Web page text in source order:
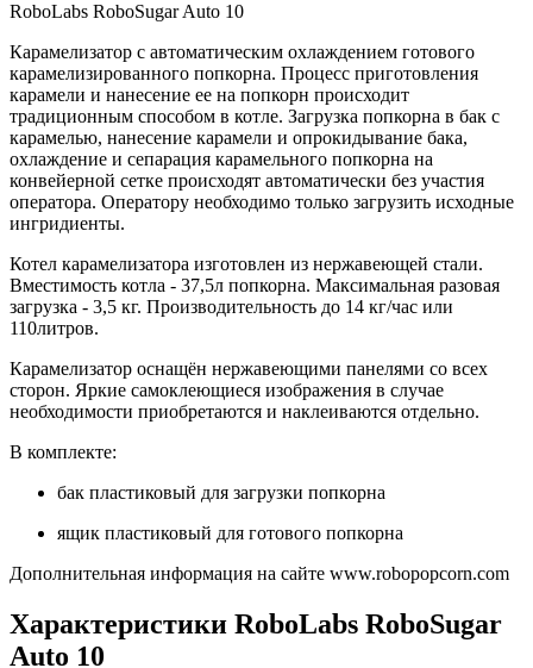
RoboLabs RoboSugar Auto 10
Карамелизатор с автоматическим охлаждением готового
карамелизированного попкорна. Процесс приготовления
карамели и нанесение ее на попкорн происходит
традиционным способом в котле. Загрузка попкорна в бак с
карамелью, нанесение карамели и опрокидывание бака,
охлаждение и сепарация карамельного попкорна на
конвейерной сетке происходят автоматически без участия
оператора. Оператору необходимо только загрузить исходные
ингридиенты.
Котел карамелизатора изготовлен из нержавеющей стали.
Вместимость котла - 37,5л попкорна. Максимальная разовая
загрузка - 3,5 кг. Производительность до 14 кг/час или
110литров.
Карамелизатор оснащён нержавеющими панелями со всех
сторон. Яркие самоклеющиеся изображения в случае
необходимости приобретаются и наклеиваются отдельно.
В комплекте:
бак пластиковый для загрузки попкорна
ящик пластиковый для готового попкорна
Дополнительная информация на сайте www.robopopcorn.com
Характеристики RoboLabs RoboSugar
Auto 10